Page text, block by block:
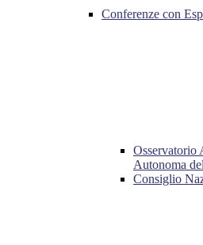
Conferenze con
Osservatorio
Autonoma
Consiglio